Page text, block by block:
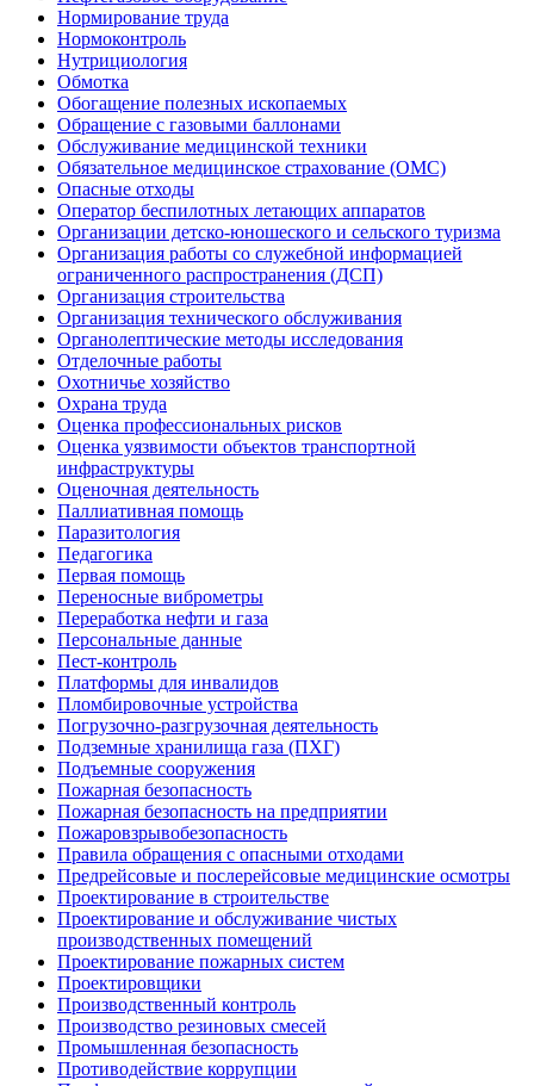
Нормирование труда
Нормоконтроль
Нутрициология
Обмотка
Обогащение полезных ископаемых
Обращение с газовыми баллонами
Обслуживание медицинской техники
Обязательное медицинское страхование (ОМС)
Опасные отходы
Оператор беспилотных летающих аппаратов
Организации детско-юношеского и сельского туризма
Организация работы со служебной информацией
ограниченного распространения (ДСП)
Организация строительства
Организация технического обслуживания
Органолептические методы исследования
Отделочные работы
Охотничье хозяйство
Охрана труда
Оценка профессиональных рисков
Оценка уязвимости объектов транспортной
инфраструктуры
Оценочная деятельность
Паллиативная помощь
Паразитология
Педагогика
Первая помощь
Переносные виброметры
Переработка нефти и газа
Персональные данные
Пест-контроль
Платформы для инвалидов
Пломбировочные устройства
Погрузочно-разгрузочная деятельность
Подземные хранилища газа (ПХГ)
Подъемные сооружения
Пожарная безопасность
Пожарная безопасность на предприятии
Пожаровзрывобезопасность
Правила обращения с опасными отходами
Предрейсовые и послерейсовые медицинские осмотры
Проектирование в строительстве
Проектирование и обслуживание чистых
производственных помещений
Проектирование пожарных систем
Проектировщики
Производственный контроль
Производство резиновых смесей
Промышленная безопасность
Противодействие коррупции